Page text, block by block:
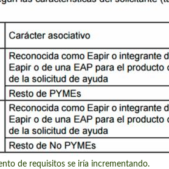
de requisitos se iría incrementando.